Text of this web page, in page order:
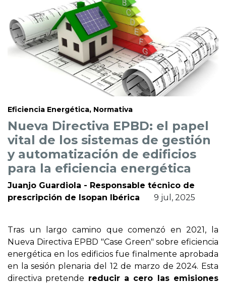
Eficiencia Energética, Normativa
Nueva Directiva EPBD: el papel
vital de los sistemas de gestión
y automatización de edificios
para la eficiencia energética
Juanjo Guardiola - Responsable técnico de
prescripción de Isopan Ibérica
9 jul, 2025
Tras un largo camino que comenzó en 2021, la
Nueva Directiva EPBD "Case Green" sobre eficiencia
energética en los edificios fue finalmente aprobada
en la sesión plenaria del 12 de marzo de 2024. Esta
directiva pretende reducir a cero las emisiones